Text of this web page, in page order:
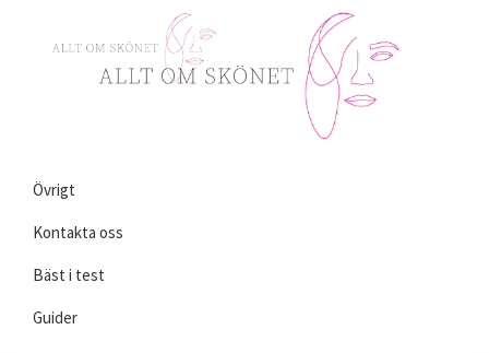
du
behöver
om
skönhet!
Övrigt
Kontakta oss
Bäst i test
Guider